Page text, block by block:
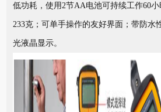
低功耗，使用2节AA电池可持续工作60
233克；可单手操作的友好界面；带防水
光液晶显示。